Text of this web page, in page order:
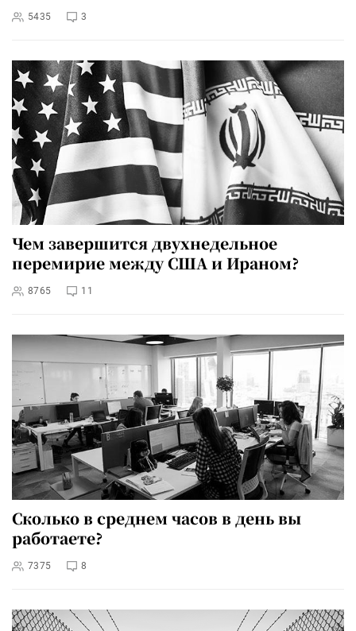
5435 3
Чем завершится двухнедельное
перемирие между США и Ираном?
8765 11
Сколько в среднем часов в день вы
работаете?
7375 8